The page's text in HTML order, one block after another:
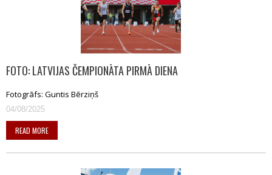
FOTO: LATVIJAS ČEMPIONĀTA PIRMĀ DIENA
Fotogrāfs: Guntis Bērziņš
04/08/2025
READ MORE